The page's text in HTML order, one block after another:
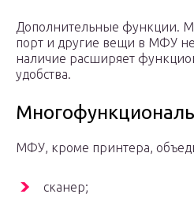
Дополнительные функции.
порт и другие вещи в МФУ
наличие расширяет
удобства.
МФУ, кроме принтера,
сканер;